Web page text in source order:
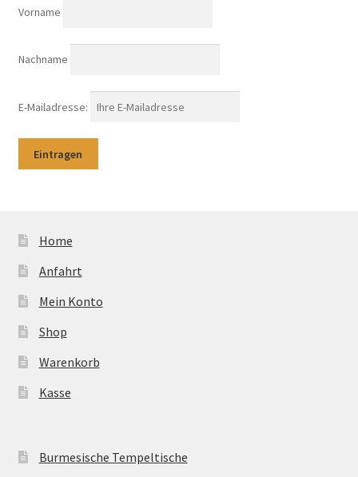
Vorname
Nachname
E-Mailadresse:
Home
Anfahrt
Mein Konto
Shop
Warenkorb
Kasse
Burmesische Tempeltische